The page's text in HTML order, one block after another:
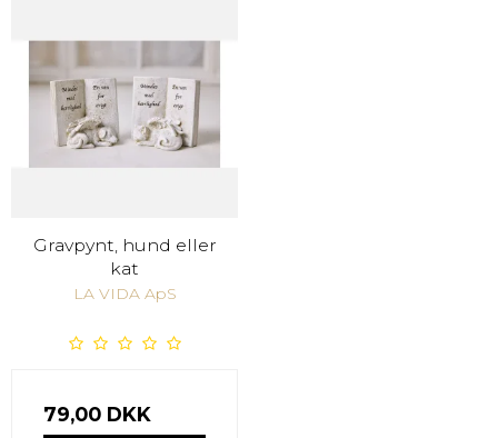
Gravpynt, hund eller
kat
LA VIDA ApS
79,00 DKK